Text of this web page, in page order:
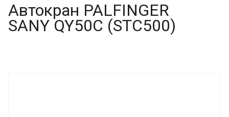
Автокран PALFINGER
SANY QY50C (STC500)